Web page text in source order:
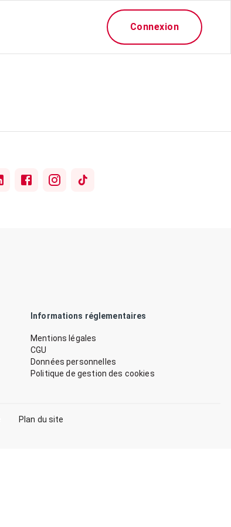
Connexion
Informations réglementaires
Mentions légales
CGU
Données personnelles
Politique de gestion des cookies
Plan du site